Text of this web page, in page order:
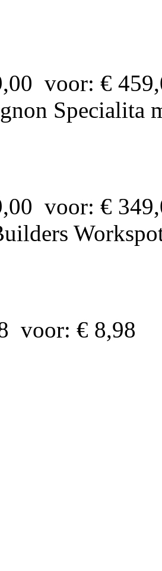
voor: €
Specialita
voor: €
voor: € 8,98